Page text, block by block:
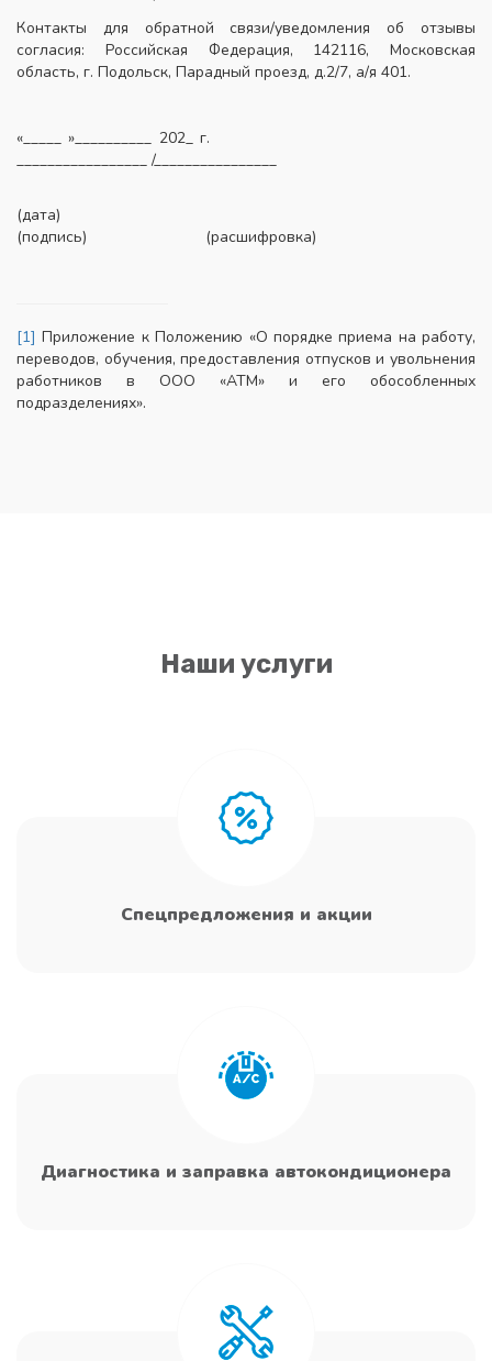
Контакты для обратной связи/уведомления об отзывы
согласия: Российская Федерация, 142116, Московская
область, г. Подольск, Парадный проезд, д.2/7, а/я 401.
«_____ »__________ 202_ г.
_________________ /________________
(дата)
(подпись) (расшифровка)
[1] Приложение к Положению «О порядке приема на работу,
переводов, обучения, предоставления отпусков и увольнения
работников в ООО «АТМ» и его обособленных
подразделениях».
Наши услуги
Спецпредложения и акции
Диагностика и заправка автокондиционера